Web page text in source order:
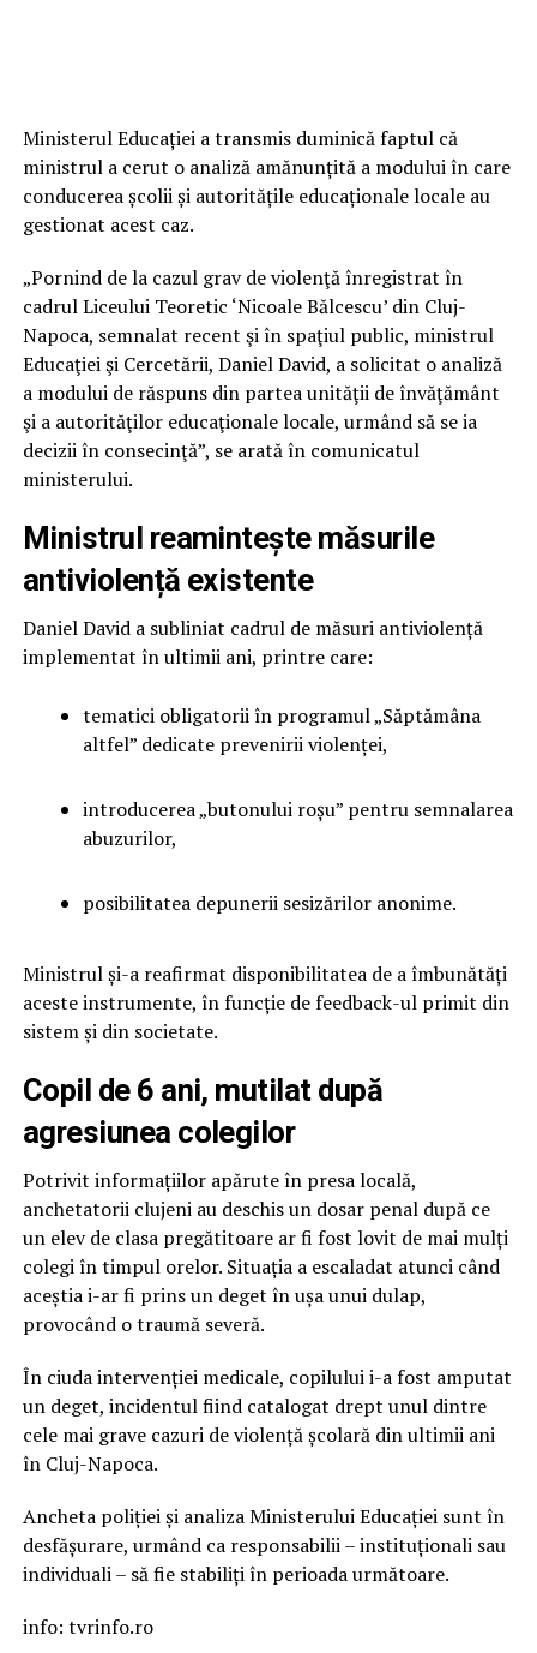
Ministerul Educației a transmis duminică faptul că
ministrul a cerut o analiză amănunțită a modului în care
conducerea școlii și autoritățile educaționale locale au
gestionat acest caz.
„Pornind de la cazul grav de violenţă înregistrat în
cadrul Liceului Teoretic ‘Nicoale Bălcescu’ din Cluj-
Napoca, semnalat recent şi în spaţiul public, ministrul
Educaţiei şi Cercetării, Daniel David, a solicitat o analiză
a modului de răspuns din partea unităţii de învăţământ
şi a autorităţilor educaţionale locale, urmând să se ia
decizii în consecinţă”, se arată în comunicatul
ministerului.
Ministrul reamintește măsurile
antiviolență existente
Daniel David a subliniat cadrul de măsuri antiviolență
implementat în ultimii ani, printre care:
tematici obligatorii în programul „Săptămâna
altfel” dedicate prevenirii violenței,
introducerea „butonului roșu” pentru semnalarea
abuzurilor,
posibilitatea depunerii sesizărilor anonime.
Ministrul și-a reafirmat disponibilitatea de a îmbunătăți
aceste instrumente, în funcție de feedback-ul primit din
sistem și din societate.
Copil de 6 ani, mutilat după
agresiunea colegilor
Potrivit informațiilor apărute în presa locală,
anchetatorii clujeni au deschis un dosar penal după ce
un elev de clasa pregătitoare ar fi fost lovit de mai mulți
colegi în timpul orelor. Situația a escaladat atunci când
aceștia i-ar fi prins un deget în ușa unui dulap,
provocând o traumă severă.
În ciuda intervenției medicale, copilului i-a fost amputat
un deget, incidentul fiind catalogat drept unul dintre
cele mai grave cazuri de violență școlară din ultimii ani
în Cluj-Napoca.
Ancheta poliției și analiza Ministerului Educației sunt în
desfășurare, urmând ca responsabilii – instituționali sau
individuali – să fie stabiliți în perioada următoare.
info: tvrinfo.ro